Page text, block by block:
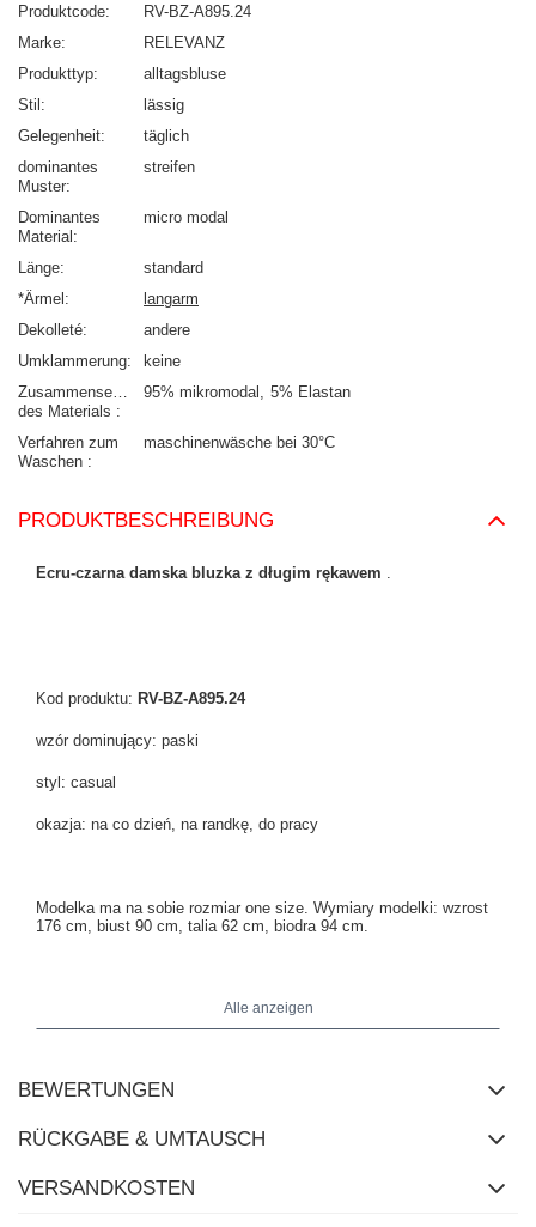
Produktcode
RV-BZ-A895.24
Marke
RELEVANZ
Produkttyp
alltagsbluse
Stil
lässig
Gelegenheit
täglich
dominantes
Muster
streifen
Dominantes
Material
micro modal
Länge
standard
*Ärmel
langarm
Dekolleté
andere
Umklammerung
keine
Zusammensetzung
des Materials
95% mikromodal 5% Elastan
Verfahren zum
Waschen
maschinenwäsche bei 30°C
PRODUKTBESCHREIBUNG
Ecru-czarna damska bluzka z długim rękawem
Kod produktu: RV-BZ-A895.24
wzór dominujący: paski
styl: casual
okazja: na co dzień, na randkę, do pracy
Modelka ma na sobie rozmiar one size. Wymiary modelki: wzrost
176 cm, biust 90 cm, talia 62 cm, biodra 94 cm
Wymiary bluzki w rozmiarze one size mierzone na płasko:
szerokość pod pachami - 55 cm, długość całkowita - 69 cm,
Alle anzeigen
BEWERTUNGEN
RÜCKGABE & UMTAUSCH
VERSANDKOSTEN